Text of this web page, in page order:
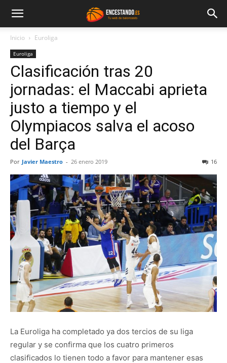
Inicio Euroliga
Euroliga
Clasificación tras 20
jornadas: el Maccabi aprieta
justo a tiempo y el
Olympiacos salva el acoso
del Barça
Por Javier Maestro - 26 enero 2019 16
La Euroliga ha completado ya dos tercios de su liga
regular y se confirma que los cuatro primeros
clasificados lo tienen todo a favor para mantener esas